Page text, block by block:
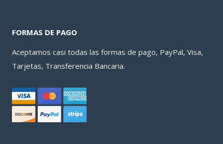
FORMAS DE PAGO
Aceptamos casi todas las formas de pago, PayPal, Visa,
Tarjetas, Transferencia Bancaria.